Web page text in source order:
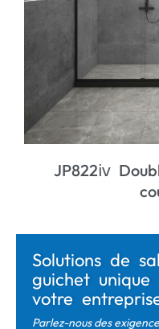
JK6404
Solutions de
guichet
votre
Parlez-nous des